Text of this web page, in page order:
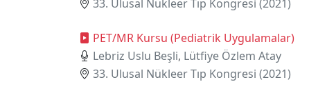
33. Ulusal Nükleer Tıp Kongresi (2021)
PET/MR Kursu (Pediatrik Uygulamalar)
Lebriz Uslu Beşli, Lütfiye Özlem Atay
33. Ulusal Nükleer Tıp Kongresi (2021)